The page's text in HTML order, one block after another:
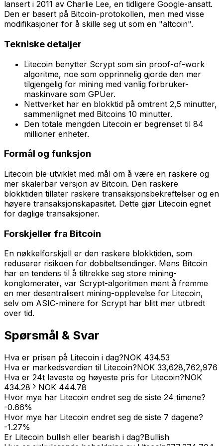
lansert i 2011 av Charlie Lee, en tidligere Google-ansatt.
Den er basert på Bitcoin-protokollen, men med visse
modifikasjoner for å skille seg ut som en "altcoin".
Tekniske detaljer
Litecoin benytter Scrypt som sin proof-of-work
algoritme, noe som opprinnelig gjorde den mer
tilgjengelig for mining med vanlig forbruker-
maskinvare som GPUer.
Nettverket har en blokktid på omtrent 2,5 minutter,
sammenlignet med Bitcoins 10 minutter.
Den totale mengden Litecoin er begrenset til 84
millioner enheter.
Formål og funksjon
Litecoin ble utviklet med mål om å være en raskere og
mer skalerbar versjon av Bitcoin. Den raskere
blokktiden tillater raskere transaksjonsbekreftelser og en
høyere transaksjonskapasitet. Dette gjør Litecoin egnet
for daglige transaksjoner.
Forskjeller fra Bitcoin
En nøkkelforskjell er den raskere blokktiden, som
reduserer risikoen for dobbeltsendinger. Mens Bitcoin
har en tendens til å tiltrekke seg store mining-
konglomerater, var Scrypt-algoritmen ment å fremme
en mer desentralisert mining-opplevelse for Litecoin,
selv om ASIC-minere for Scrypt har blitt mer utbredt
over tid.
Spørsmål & Svar
Hva er prisen på Litecoin i dag?NOK 434.53
Hva er markedsverdien til Litecoin?NOK 33,628,762,976
Hva er 24t laveste og høyeste pris for Litecoin?NOK
434.28
NOK 444.78
Hvor mye har Litecoin endret seg de siste 24 timene?
-0.66%
Hvor mye har Litecoin endret seg de siste 7 dagene?
-1.27%
Er Litecoin bullish eller bearish i dag?Bullish